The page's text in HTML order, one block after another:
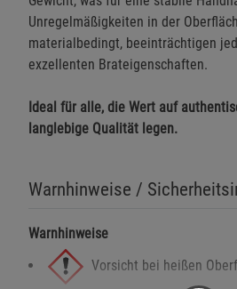
Unregelmäßigkeiten in der
materialbedingt, beeinträchtigen
exzellenten Brateigenschaften.
Ideal für alle, die Wert auf
langlebige Qualität legen.
Warnhinweise /
Warnhinweise
Vorsicht bei heißen